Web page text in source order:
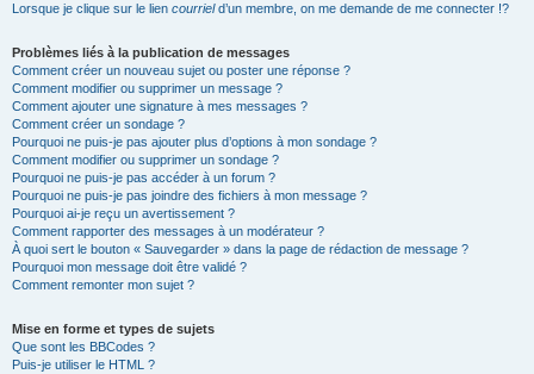
Lorsque je clique sur le lien courrield’un membre, on me demande de me connecter !?
Problèmes liés à la publication de messages
Comment créer un nouveau sujet ou poster une réponse ?
Comment modifier ou supprimer un message ?
Comment ajouter une signature à mes messages ?
Comment créer un sondage ?
Pourquoi ne puis-je pas ajouter plus d’options à mon sondage ?
Comment modifier ou supprimer un sondage ?
Pourquoi ne puis-je pas accéder à un forum ?
Pourquoi ne puis-je pas joindre des fichiers à mon message ?
Pourquoi ai-je reçu un avertissement ?
Comment rapporter des messages à un modérateur ?
À quoi sert le bouton « Sauvegarder » dans la page de rédaction de message ?
Pourquoi mon message doit être validé ?
Comment remonter mon sujet ?
Mise en forme et types de sujets
Que sont les BBCodes ?
Puis-je utiliser le HTML ?